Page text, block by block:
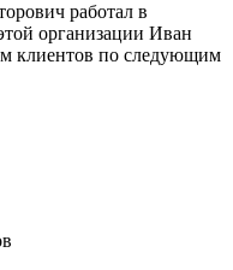
работал в
организации Иван
клиентов по следующим